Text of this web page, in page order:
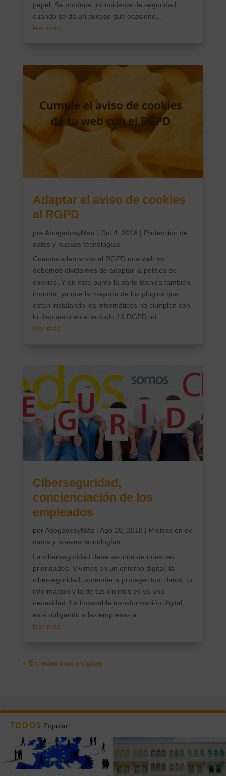
papel. Se produce un incidente de seguridad
cuando se da un suceso que ocasione...
leer más
Adaptar el aviso de cookies
al RGPD
por AbogadosyMás | Oct 4, 2018 | Protección de
datos y nuevas tecnologías
Cuando adaptamos al RGPD una web no
debemos olvidarnos de adaptar la política de
cookies. Y en este punto la parte técnica también
importa, ya que la mayoría de los plugins que
están instalando los informáticos no cumplen con
lo dispuesto en el artículo 13 RGPD, ni...
leer más
Ciberseguridad,
concienciación de los
empleados
por AbogadosyMás | Ago 28, 2018 | Protección de
datos y nuevas tecnologías
La ciberseguridad debe ser una de nuestras
prioridades. Vivimos en un entorno digital, la
ciberseguridad, aprender a proteger tus datos, tu
información y la de tus clientes es ya una
necesidad. La imparable transformación digital,
está obligando a las empresas a...
leer más
« Entradas más antiguas
TODOS Popular